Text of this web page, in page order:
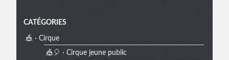
CATÉGORIES
🎪 · Cirque
🎪🎈 · Cirque jeune public